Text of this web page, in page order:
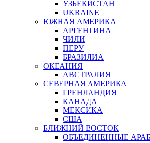
УЗБЕКИСТАН
UKRAINE
ЮЖНАЯ АМЕРИКА
АРГЕНТИНА
ЧИЛИ
ПЕРУ
БРАЗИЛИА
ОКЕАНИЯ
АВСТРАЛИЯ
СЕВЕРНАЯ АМЕРИКА
ГРЕНЛАНДИЯ
КАНАДА
МЕКСИКА
США
БЛИЖНИЙ ВОСТОК
ОБЪЕДИНЕННЫЕ